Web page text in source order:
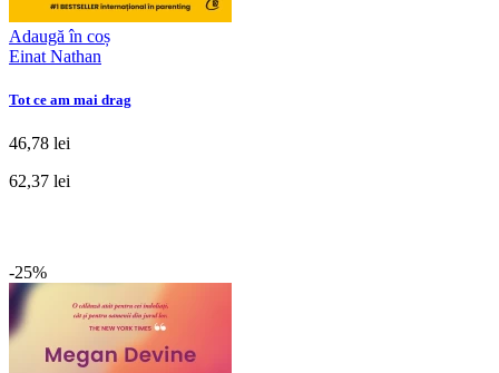
Adaugă în coș
Einat Nathan
Tot ce am mai drag
46,78 lei
62,37 lei
-25%